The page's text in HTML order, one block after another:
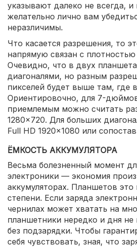
указывают далеко не всегда, и
желательно лично вам
неразличимы.
Что касается разрешения, то
напрямую связан с плотностью
Очевидно, что в двух
диагоналями, но разным
пикселей будет выше там, где
Ориентировочно, для 7-
приемлемым можно считать
1280×720. Для больших
Full HD 1920×1080 или
ЁМКОСТЬ АККУМУЛЯТОРА
Весьма болезненный момент
электроники — экономия
аккумуляторах. Планшетов это
степени. Если заряда
чернилах может хватать на
планшетники нередко и дня не
без подзарядки. Чтобы
себя чувствовать, зная, что